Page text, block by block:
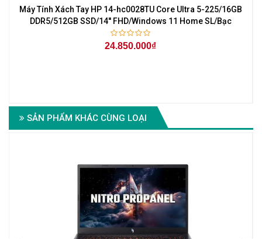
Máy Tính Xách Tay HP 14-hc0028TU Core Ultra 5-225/16GB
DDR5/512GB SSD/14'' FHD/Windows 11 Home SL/Bạc
24.850.000₫
SẢN PHẨM KHÁC CÙNG LOẠI